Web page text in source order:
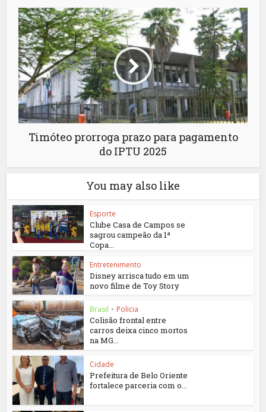
Timóteo prorroga prazo para pagamento
do IPTU 2025
You may also like
Esporte
Clube Casa de Campos se
sagrou campeão da 1ª
Copa...
Entretenimento
Disney arrisca tudo em um
novo filme de Toy Story
Brasil • Policia
Colisão frontal entre
carros deixa cinco mortos
na MG...
Cidade
Prefeitura de Belo Oriente
fortalece parceria com o...